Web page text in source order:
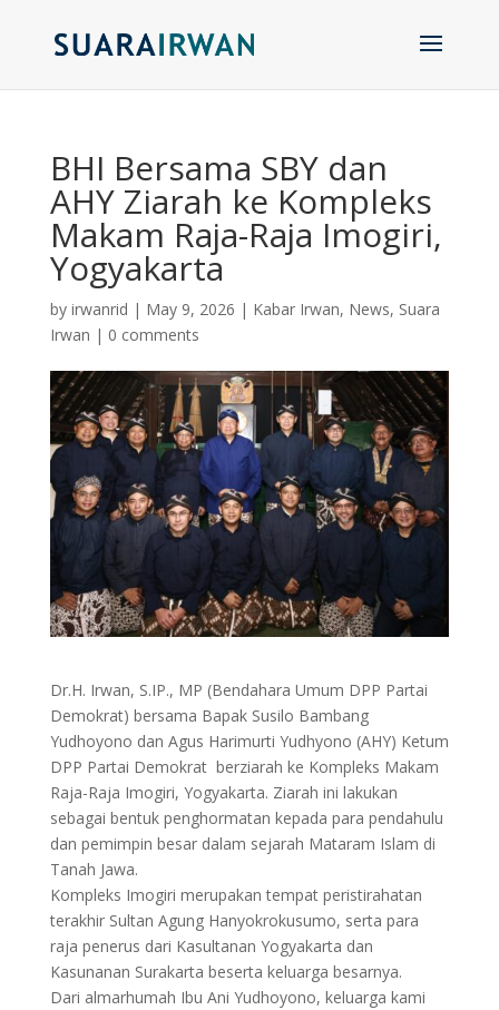
BHI Bersama SBY dan
AHY Ziarah ke Kompleks
Makam Raja-Raja Imogiri,
Yogyakarta
by irwanrid | May 9, 2026 | Kabar Irwan, News, Suara
Irwan | 0 comments
Dr.H. Irwan, S.IP., MP (Bendahara Umum DPP Partai
Demokrat) bersama Bapak Susilo Bambang
Yudhoyono dan Agus Harimurti Yudhyono (AHY) Ketum
DPP Partai Demokrat berziarah ke Kompleks Makam
Raja-Raja Imogiri, Yogyakarta. Ziarah ini lakukan
sebagai bentuk penghormatan kepada para pendahulu
dan pemimpin besar dalam sejarah Mataram Islam di
Tanah Jawa.
Kompleks Imogiri merupakan tempat peristirahatan
terakhir Sultan Agung Hanyokrokusumo, serta para
raja penerus dari Kasultanan Yogyakarta dan
Kasunanan Surakarta beserta keluarga besarnya.
Dari almarhumah Ibu Ani Yudhoyono, keluarga kami